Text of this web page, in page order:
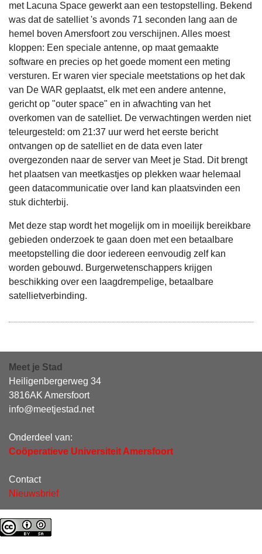
met Lacuna Space gewerkt aan een testopstelling. Bekend
was dat de satelliet 's avonds 71 seconden lang aan de
hemel boven Amersfoort zou verschijnen. Alles moest
kloppen: Een speciale antenne, op maat gemaakte
software en precies op het goede moment een meting
versturen. Er waren vier speciale meetstations op het dak
van De WAR geplaatst, elk met een andere antenne,
gericht op "outer space" en in afwachting van het
overkomen van de satelliet. De verwachtingen werden niet
teleurgesteld: om 21:37 uur werd het eerste bericht
ontvangen op de satelliet en de data even later
overgezonden naar de server van Meet je Stad. Dit brengt
het plaatsen van meetkastjes op plekken waar helemaal
geen datacommunicatie over land kan plaatsvinden een
stuk dichterbij.
Met deze stap wordt het mogelijk om in moeilijk bereikbare
gebieden onderzoek te gaan doen met een betaalbare
meetopstelling die door iedereen eenvoudig zelf kan
worden gebouwd. Burgerwetenschappers krijgen
beschikking over een laagdrempelige, betaalbare
satellietverbinding.
Meet je Stad
Heiligenbergerweg 34
3816AK Amersfoort
info@meetjestad.net
Onderdeel van:
Coöperatieve Universiteit Amersfoort
Contact
Nieuwsbrief